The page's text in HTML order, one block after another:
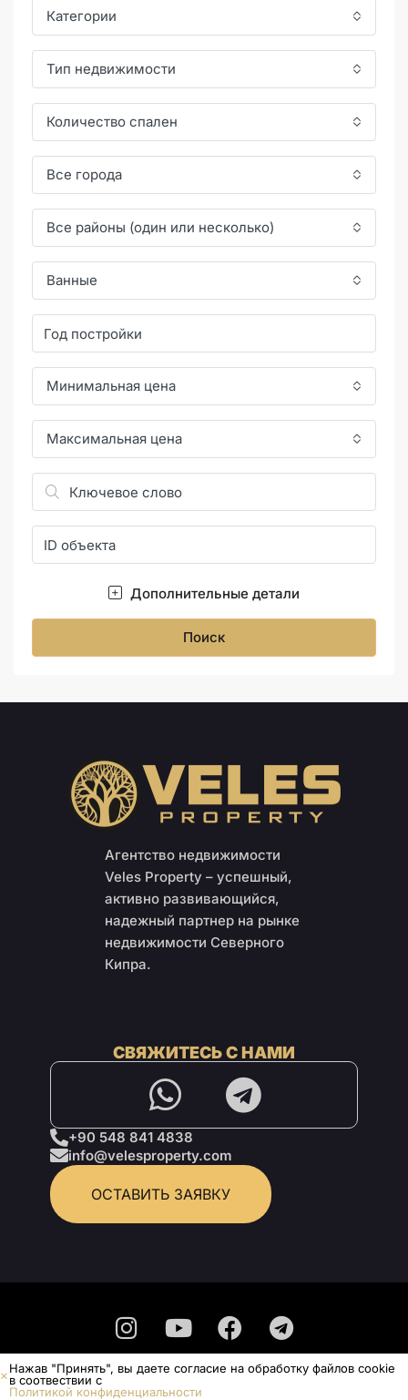
Категории
Тип недвижимости
Количество спален
Все города
Все районы (один или несколько)
Ванные
Минимальная цена
Максимальная цена
Дополнительные детали
Поиск
Агентство недвижимости
Veles Property – успешный,
активно развивающийся,
надежный партнер на рынке
недвижимости Северного
Кипра.
СВЯЖИТЕСЬ С НАМИ
+90 548 841 4838
info@velesproperty.com
ОСТАВИТЬ ЗАЯВКУ
Политика конфиденциальности
Нажав "Принять", вы даете согласие на обработку файлов cookie
в соотвествии с
Политикой конфиденциальности